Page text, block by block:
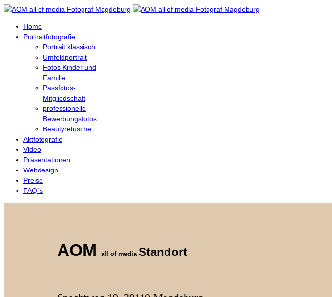
Home
Portraitfotografie
Portrait klassisch
Umfeldportrait
Fotos Kinder und
Familie
Passfotos-
Mitgliedschaft
professionelle
Bewerbungsfotos
Beautyretusche
Aktfotografie
Video
Präsentationen
Webdesign
Preise
FAQ`s
AOM all of media Standort